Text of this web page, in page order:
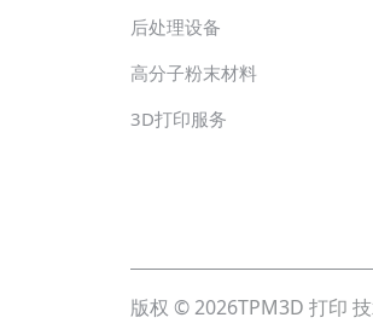
后处理设备
高分子粉末材料
3D打印服务
版权 © 2026TPM3D 打印